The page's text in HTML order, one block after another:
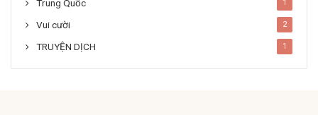
Trung Quốc 1
Vui cười 2
TRUYỆN DỊCH 1